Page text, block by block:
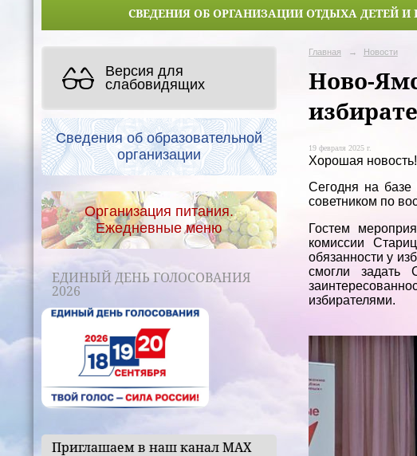
СВЕДЕНИЯ ОБ ОРГАНИЗАЦИИ ОТДЫХА ДЕТЕЙ И
Версия для
слабовидящих
Сведения об образовательной
организации
Организация питания.
Ежедневные меню
ЕДИНЫЙ ДЕНЬ ГОЛОСОВАНИЯ
2026
Приглашаем в наш канал МАХ
Главная → Новости
Ново-
19 февраля 2025 г.
Хорошая
Сегодня на
советником по
Гостем
комиссии
обязанности у
смогли задать
избирателями.